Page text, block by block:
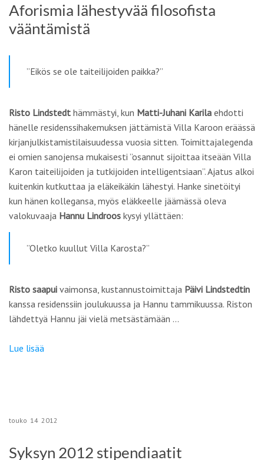
Aforismia lähestyvää filosofista
vääntämistä
”Eikös se ole taiteilijoiden paikka?”
Risto Lindstedt hämmästyi, kun Matti-Juhani Karila ehdotti
hänelle residenssihakemuksen jättämistä Villa Karoon eräässä
kirjanjulkistamistilaisuudessa vuosia sitten. Toimittajalegenda
ei omien sanojensa mukaisesti ”osannut sijoittaa itseään Villa
Karon taiteilijoiden ja tutkijoiden intelligentsiaan”. Ajatus alkoi
kuitenkin kutkuttaa ja eläkeikäkin lähestyi. Hanke sinetöityi
kun hänen kollegansa, myös eläkkeelle jäämässä oleva
valokuvaaja Hannu Lindroos kysyi yllättäen:
”Oletko kuullut Villa Karosta?”
Risto saapui vaimonsa, kustannustoimittaja Päivi Lindstedtin
kanssa residenssiin joulukuussa ja Hannu tammikuussa. Riston
lähdettyä Hannu jäi vielä metsästämään …
Lue lisää
touko 14 2012
Syksyn 2012 stipendiaatit